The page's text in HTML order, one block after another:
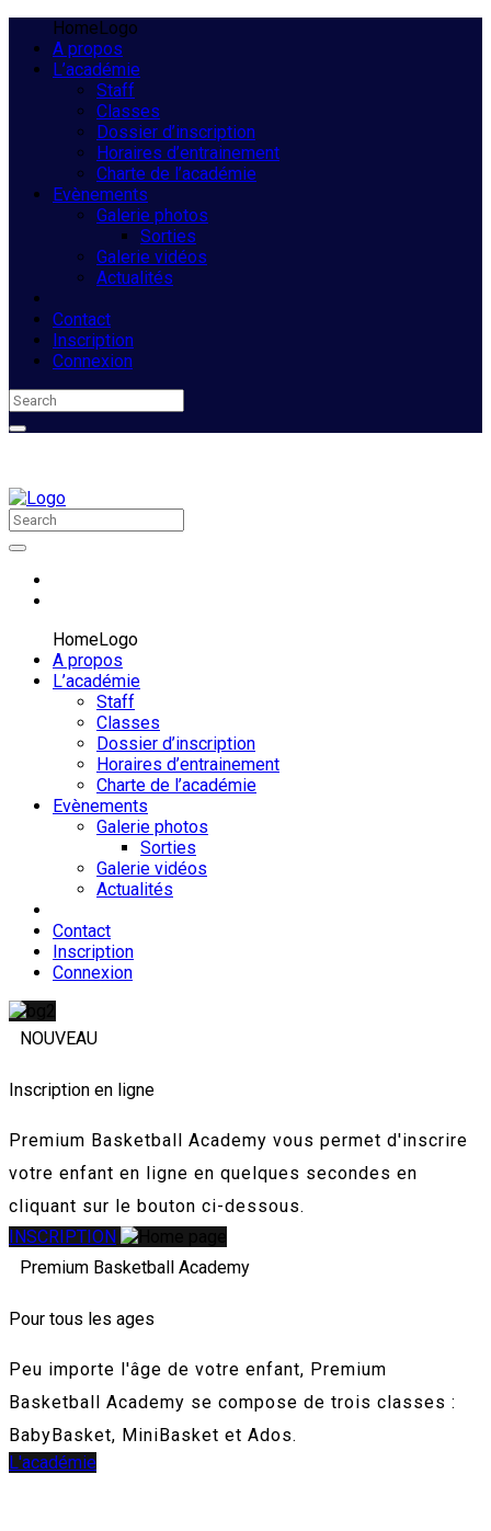
HomeLogo
A propos
L’académie
Staff
Classes
Dossier d’inscription
Horaires d’entrainement
Charte de l’académie
Evènements
Galerie photos
Sorties
Galerie vidéos
Actualités
Contact
Inscription
Connexion
HomeLogo
A propos
L’académie
Staff
Classes
Dossier d’inscription
Horaires d’entrainement
Charte de l’académie
Evènements
Galerie photos
Sorties
Galerie vidéos
Actualités
Contact
Inscription
Connexion
NOUVEAU
Inscription en ligne
Premium Basketball Academy vous permet d'inscrire
votre enfant en ligne en quelques secondes en
cliquant sur le bouton ci-dessous.
INSCRIPTION
Premium Basketball Academy
Pour tous les ages
Peu importe l'âge de votre enfant, Premium
Basketball Academy se compose de trois classes :
BabyBasket, MiniBasket et Ados.
L'académie